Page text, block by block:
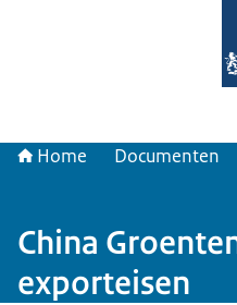
Home Documenten
China
exporteisen